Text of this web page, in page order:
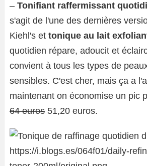
– Tonifiant raffermissant
s'agit de l'une des dernières
Kiehl's et tonique au lait
quotidien répare, adoucit et
convient à tous les types de
sensibles. C'est cher, mais ça a
maintenant on économise un pic
64 euros 51,20 euros.